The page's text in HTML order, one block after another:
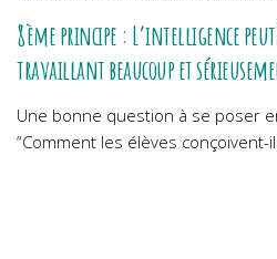
8ème principe : L’intelligence
travaillant beaucoup et
Une bonne question à se poser
“Comment les élèves conçoivent-